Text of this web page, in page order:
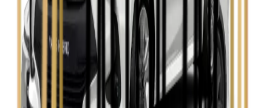
Skoda Kamiq
Zobacz
Skoda Octavia
Zobacz
Toyota Avensis